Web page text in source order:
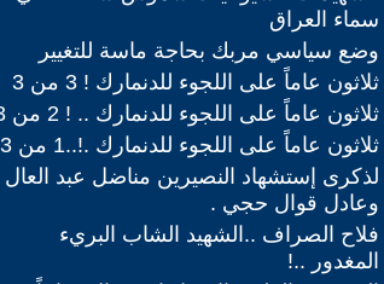
سماء العراق
وضع سياسي مربك بحاجة ماسة للتغيير
ثلاثون عاماً على اللجوء للدنمارك ! 3 من 3
ثلاثون عاماً على اللجوء للدنمارك .. ! 2 من 3
ثلاثون عاماً على اللجوء للدنمارك .!..1 من 3
لذكرى إستشهاد النصيرين مناضل عبد العال
وعادل قوال حجي .
فلاح الصراف ..الشهيد الشاب البريء
المغدور ..!